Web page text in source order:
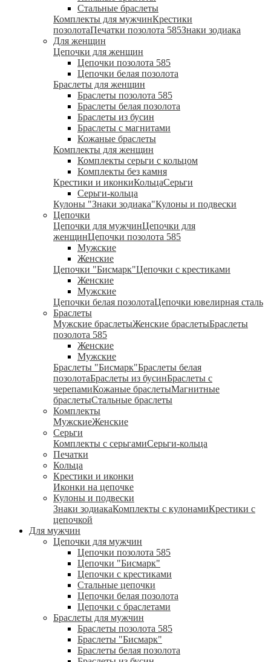
Стальные браслеты
Комплекты для мужчинКрестики
позолотаПечатки позолота 585Знаки зодиака
Для женщин
Цепочки для женщин
Цепочки позолота 585
Цепочки белая позолота
Браслеты для женщин
Браслеты позолота 585
Браслеты белая позолота
Браслеты из бусин
Браслеты с магнитами
Кожаные браслеты
Комплекты для женщин
Комплекты серьги с кольцом
Комплекты без камня
Крестики и иконкиКольцаСерьги
Серьги-кольца
Кулоны "Знаки зодиака"Кулоны и подвески
Цепочки
Цепочки для мужчинЦепочки для
женщинЦепочки позолота 585
Мужские
Женские
Цепочки "Бисмарк"Цепочки с крестиками
Женские
Мужские
Цепочки белая позолотаЦепочки ювелирная сталь
Браслеты
Мужские браслетыЖенские браслетыБраслеты
позолота 585
Женские
Мужские
Браслеты "Бисмарк"Браслеты белая
позолотаБраслеты из бусинБраслеты с
черепамиКожаные браслетыМагнитные
браслетыСтальные браслеты
Комплекты
МужскиеЖенские
Серьги
Комплекты с серьгамиСерьги-кольца
Печатки
Кольца
Крестики и иконки
Иконки на цепочке
Кулоны и подвески
Знаки зодиакаКомплекты с кулонамиКрестики с
цепочкой
Для мужчин
Цепочки для мужчин
Цепочки позолота 585
Цепочки "Бисмарк"
Цепочки с крестиками
Стальные цепочки
Цепочки белая позолота
Цепочки с браслетами
Браслеты для мужчин
Браслеты позолота 585
Браслеты "Бисмарк"
Браслеты белая позолота